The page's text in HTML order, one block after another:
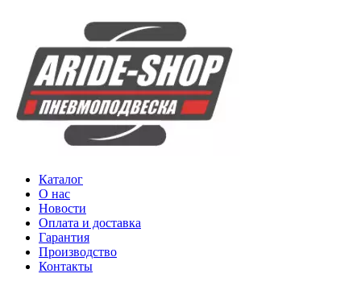
Каталог
О нас
Новости
Оплата и доставка
Гарантия
Производство
Контакты